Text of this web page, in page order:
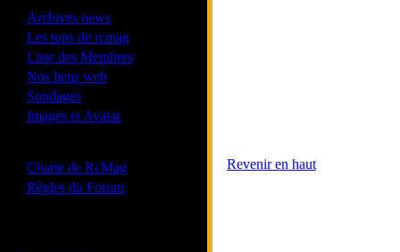
Archives news
Les tops de rcmag
Liste des Membres
Nos liens web
Sondages
Images et Avatar
Charte de RcMag
Règles du Forum
Revenir en haut